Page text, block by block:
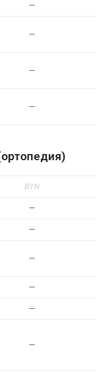
—
—
—
—
BYN
—
—
—
—
—
—